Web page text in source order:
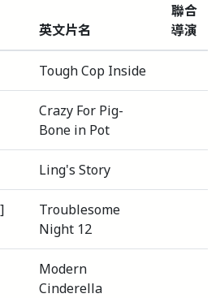
英文片名
聯合
導演
Tough Cop Inside
Crazy For Pig-
Bone in Pot
Ling's Story
Troublesome
Night 12
Modern
Cinderella